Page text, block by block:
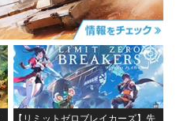
【リミットゼロブレイカーズ】先